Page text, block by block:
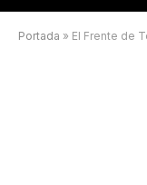
Portada » El Frente de